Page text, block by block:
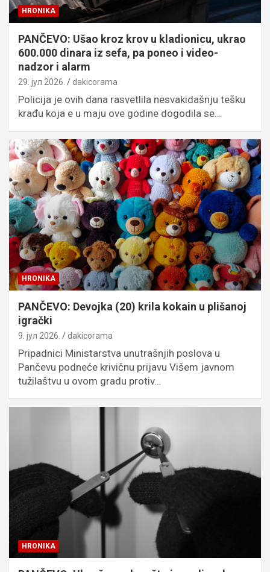
HRONIKA
PANČEVO: Ušao kroz krov u kladionicu, ukrao
600.000 dinara iz sefa, pa poneo i video-
nadzor i alarm
29. јул 2026. dakicorama
Policija je ovih dana rasvetlila nesvakidašnju tešku
krađu koja e u maju ove godine dogodila se…
HRONIKA
PANČEVO: Devojka (20) krila kokain u plišanoj
igrački
9. јул 2026. dakicorama
Pripadnici Ministarstva unutrašnjih poslova u
Pančevu podneće krivičnu prijavu Višem javnom
tužilaštvu u ovom gradu protiv…
HRONIKA